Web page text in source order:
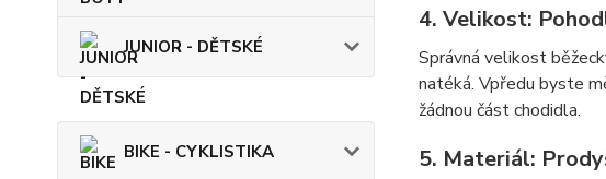
JUNIOR - DĚTSKÉ
BIKE - CYKLISTIKA
4. Velikost:
Správná velikost
natéká. Vpředu byste
žádnou část chodidla.
5. Materiál: